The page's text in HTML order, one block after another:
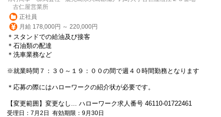
古仁屋営業所
正社員
月給 178,000円 ～ 220,000円
＊スタンドでの給油及び接客
＊石油類の配達
＊洗車業務など
※就業時間７：３０～１９：００の間で週４０時間勤務となります
＊応募の際にはハローワークの紹介状が必要です。
【変更範囲】変更なし... ハローワーク求人番号 46110-01722461
受理日：7月2日 有効期限：9月30日